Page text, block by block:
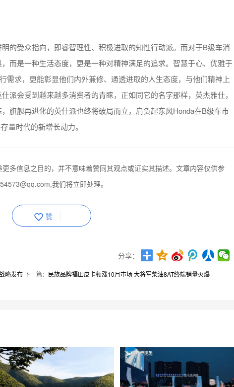
受众指向，即睿智理性、积极进取的知性行动派。而对于B级车消
而是一种生活态度，更是一种对精神满足的追求。智慧于心、优雅于
需求，更能彰显他们内外兼修、通透进取的人生态度，与他们精神上
派会受到越来越多消费者的青睐，正如同它的名字那样，英杰雅仕，
旗舰再进化的英仕派也终将破局而立，肩负起东风Honda在B级车市
量时代的新增长动力。
多信息之目的，并不意味着赞同其观点或证实其描述。文章内容仅供参
我们将立即处理。
赞
分享：
略发布下一篇： 民族品牌福田皮卡领涨10月市场 大将军柴油8AT终端销量火爆